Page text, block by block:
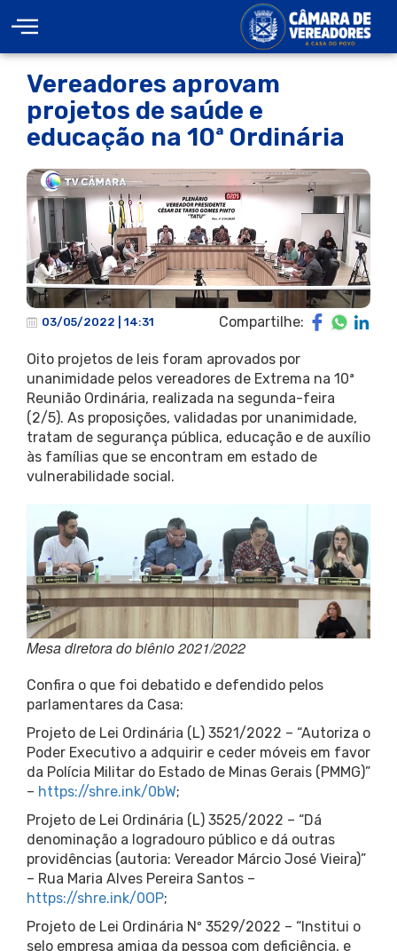
Vereadores aprovam
projetos de saúde e
educação na 10ª Ordinária
03/05/2022 | 14:31 Compartilhe:
Oito projetos de leis foram aprovados por
unanimidade pelos vereadores de Extrema na 10ª
Reunião Ordinária, realizada na segunda-feira
(2/5). As proposições, validadas por unanimidade,
tratam de segurança pública, educação e de auxílio
às famílias que se encontram em estado de
vulnerabilidade social.
Mesa diretora do biênio 2021/2022
Confira o que foi debatido e defendido pelos
parlamentares da Casa:
Projeto de Lei Ordinária (L) 3521/2022 – “Autoriza o
Poder Executivo a adquirir e ceder móveis em favor
da Polícia Militar do Estado de Minas Gerais (PMMG)”
– https://shre.ink/0bW;
Projeto de Lei Ordinária (L) 3525/2022 – “Dá
denominação a logradouro público e dá outras
providências (autoria: Vereador Márcio José Vieira)”
– Rua Maria Alves Pereira Santos –
https://shre.ink/0OP;
Projeto de Lei Ordinária Nº 3529/2022 – “Institui o
selo empresa amiga da pessoa com deficiência, e